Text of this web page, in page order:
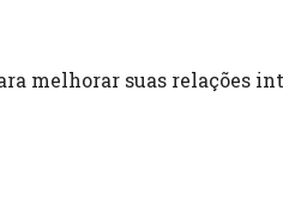
melhorar suas relações